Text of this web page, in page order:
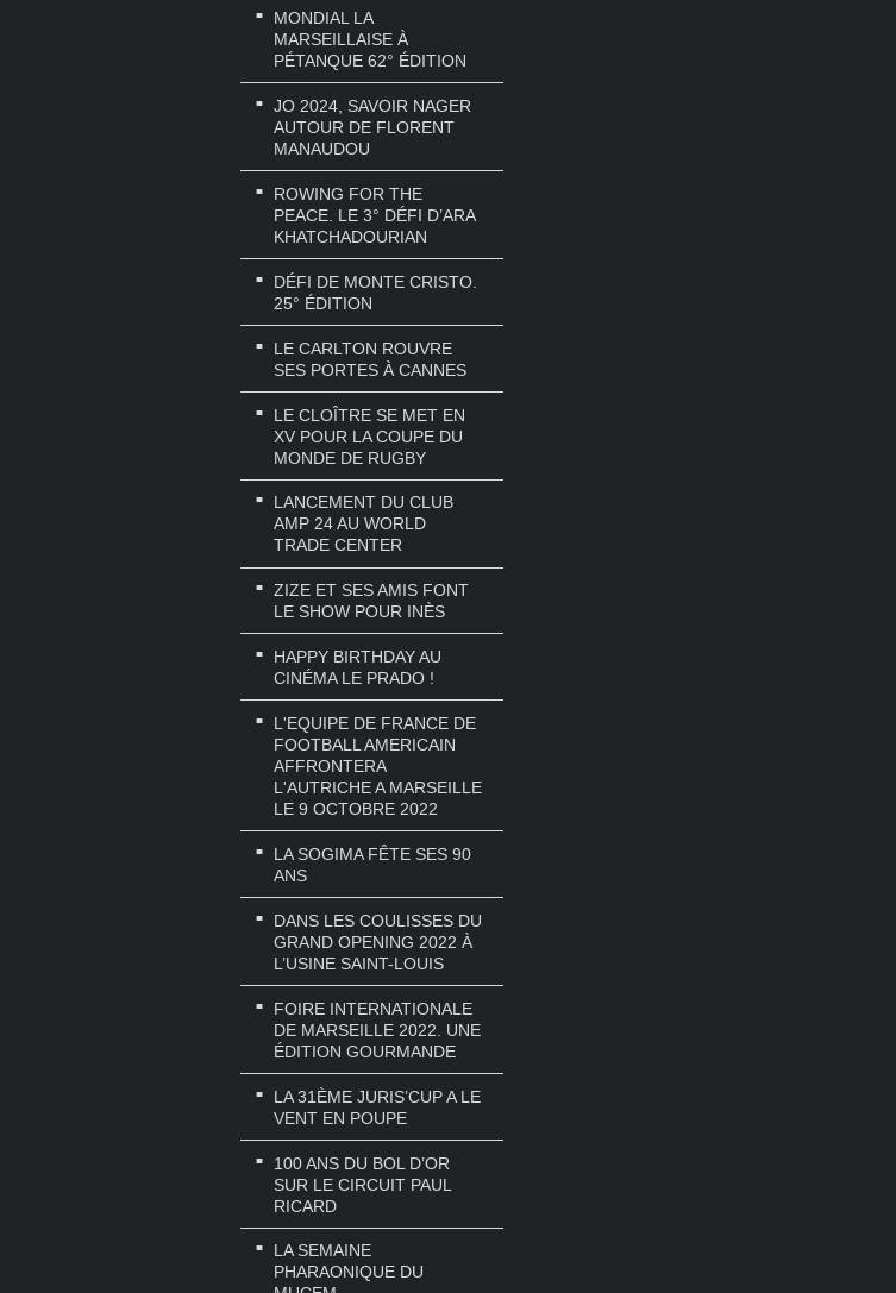
MONDIAL LA
MARSEILLAISE À
PÉTANQUE 62° ÉDITION
JO 2024, SAVOIR NAGER
AUTOUR DE FLORENT
MANAUDOU
ROWING FOR THE
PEACE. LE 3° DÉFI D’ARA
KHATCHADOURIAN
DÉFI DE MONTE CRISTO.
25° ÉDITION
LE CARLTON ROUVRE
SES PORTES À CANNES
LE CLOÎTRE SE MET EN
XV POUR LA COUPE DU
MONDE DE RUGBY
LANCEMENT DU CLUB
AMP 24 AU WORLD
TRADE CENTER
ZIZE ET SES AMIS FONT
LE SHOW POUR INÈS
HAPPY BIRTHDAY AU
CINÉMA LE PRADO !
L'EQUIPE DE FRANCE DE
FOOTBALL AMERICAIN
AFFRONTERA
L'AUTRICHE A MARSEILLE
LE 9 OCTOBRE 2022
LA SOGIMA FÊTE SES 90
ANS
DANS LES COULISSES DU
GRAND OPENING 2022 À
L’USINE SAINT-LOUIS
FOIRE INTERNATIONALE
DE MARSEILLE 2022. UNE
ÉDITION GOURMANDE
LA 31ÈME JURIS’CUP A LE
VENT EN POUPE
100 ANS DU BOL D’OR
SUR LE CIRCUIT PAUL
RICARD
LA SEMAINE
PHARAONIQUE DU